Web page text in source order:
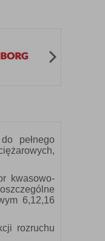
pełnego
kwasowo-
6,12,16
rozruchu